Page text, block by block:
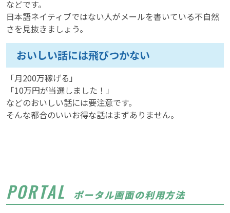
などです。
日本語ネイティブではない人がメールを書いている不自然
さを見抜きましょう。
おいしい話には飛びつかない
「月200万稼げる」
「10万円が当選しました！」
などのおいしい話には要注意です。
そんな都合のいいお得な話はまずありません。
PORTAL ポータル画面の利用方法